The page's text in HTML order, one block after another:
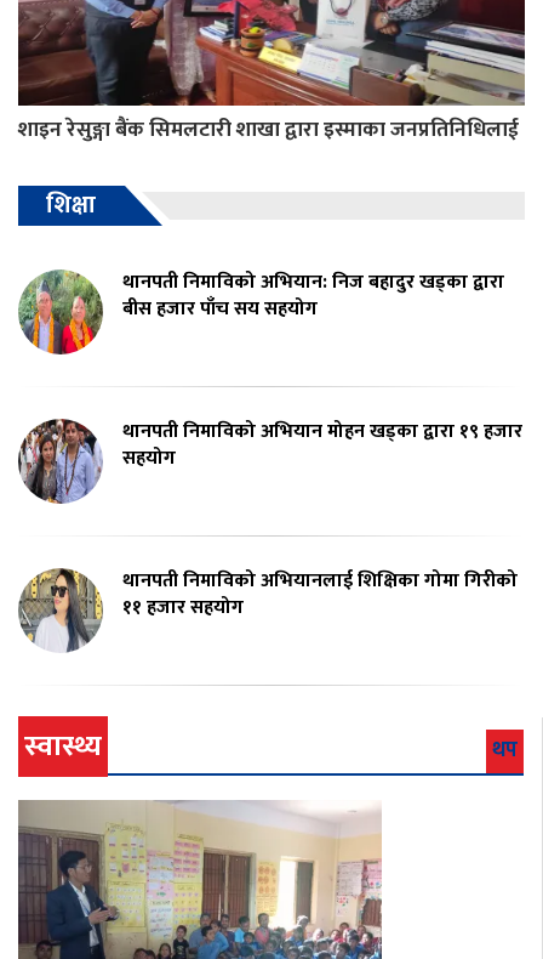
शाइन रेसुङ्गा बैंक सिमलटारी शाखा द्वारा इस्माका जनप्रतिनिधिलाई
शिक्षा
थानपती निमाविको अभियान: निज बहादुर खड्का द्वारा
बीस हजार पाँच सय सहयोग
थानपती निमाविको अभियान मोहन खड्का द्वारा १९ हजार
सहयोग
थानपती निमाविको अभियानलाई शिक्षिका गोमा गिरीको
११ हजार सहयोग
स्वास्थ्य थप